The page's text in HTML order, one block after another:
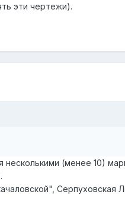
эти чертежи).
несколькими (менее 10)
Серпуховская